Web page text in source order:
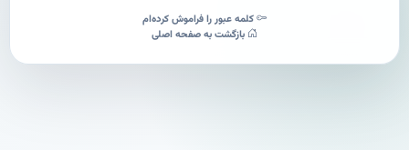
کلمه عبور را فراموش کرده‌ام
بازگشت به صفحه اصلی